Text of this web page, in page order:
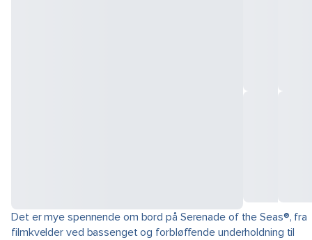
Det er mye spennende om bord på Serenade of the Seas®, fra
filmkvelder ved bassenget og forbløffende underholdning til